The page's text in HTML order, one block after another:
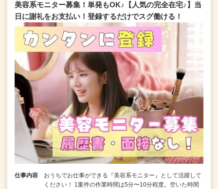
美容系モニター募集！単発もOK♪【人気の完全在宅♪】当
日に謝礼をお支払い！登録するだけでスグ働ける！
仕事内容
おうちでお仕事ができる『美容系モニター』として活躍して
ください！ 1案件の作業時間は5分〜10分程度。空いた時間